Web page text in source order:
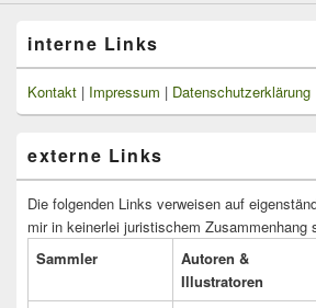
interne Links
Kontakt | Impressum | Datenschutzerklärung
externe Links
Die folgenden Links verweisen auf
mir in keinerlei juristischem Zusammenhang
Sammler
Autoren &
Illustratoren